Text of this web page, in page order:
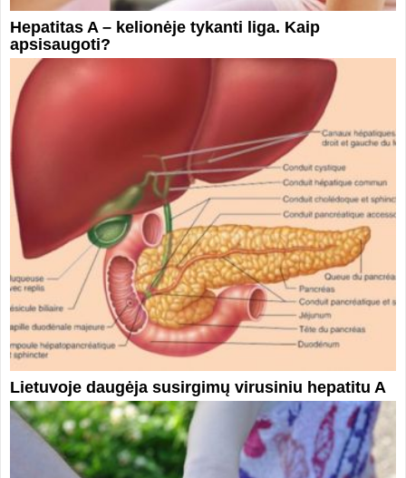
Hepatitas A – kelionėje tykanti liga. Kaip
apsisaugoti?
Lietuvoje daugėja susirgimų virusiniu hepatitu A